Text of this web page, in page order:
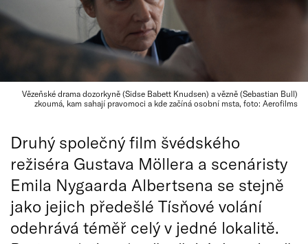
Vězeňské drama dozorkyně (Sidse Babett Knudsen) a vězně (Sebastian Bull)
zkoumá, kam sahají pravomoci a kde začíná osobní msta, foto: Aerofilms
Druhý společný film švédského
režiséra Gustava Möllera a scenáristy
Emila Nygaarda Albertsena se stejně
jako jejich předešlé Tísňové volání
odehrává téměř celý v jedné lokalitě.